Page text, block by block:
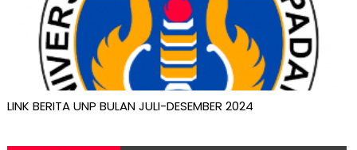
LINK BERITA UNP BULAN JULI-DESEMBER 2024